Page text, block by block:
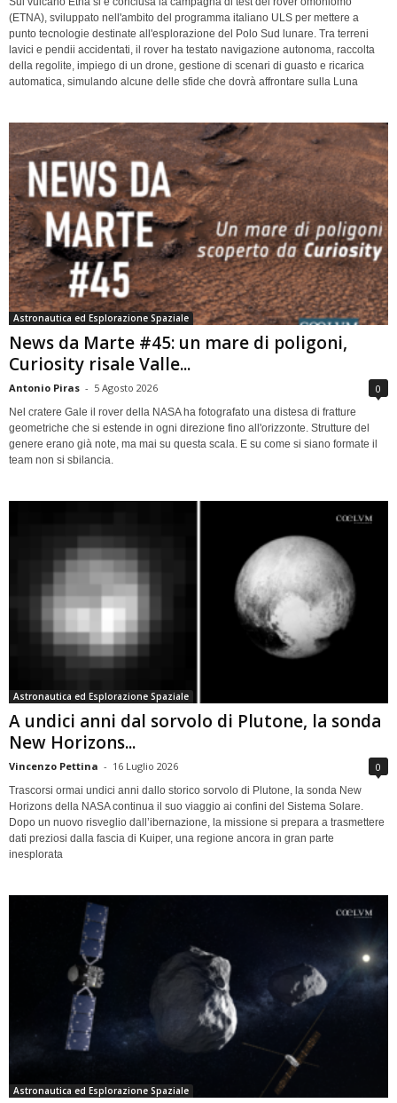
(ETNA), sviluppato nell'ambito del programma italiano ULS per mettere a
punto tecnologie destinate all'esplorazione del Polo Sud lunare. Tra terreni
lavici e pendii accidentati, il rover ha testato navigazione autonoma, raccolta
della regolite, impiego di un drone, gestione di scenari di guasto e ricarica
automatica, simulando alcune delle sfide che dovrà affrontare sulla Luna
Astronautica ed Esplorazione Spaziale
News da Marte #45: un mare di poligoni,
Curiosity risale Valle...
Antonio Piras - 5 Agosto 2026 0
Nel cratere Gale il rover della NASA ha fotografato una distesa di fratture
geometriche che si estende in ogni direzione fino all'orizzonte. Strutture del
genere erano già note, ma mai su questa scala. E su come si siano formate il
team non si sbilancia.
Astronautica ed Esplorazione Spaziale
A undici anni dal sorvolo di Plutone, la sonda
New Horizons...
Vincenzo Pettina - 16 Luglio 2026 0
Trascorsi ormai undici anni dallo storico sorvolo di Plutone, la sonda New
Horizons della NASA continua il suo viaggio ai confini del Sistema Solare.
Dopo un nuovo risveglio dall’ibernazione, la missione si prepara a trasmettere
dati preziosi dalla fascia di Kuiper, una regione ancora in gran parte
inesplorata
Astronautica ed Esplorazione Spaziale